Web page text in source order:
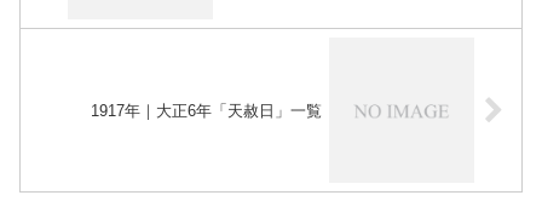
1917年｜大正6年「天赦日」一覧